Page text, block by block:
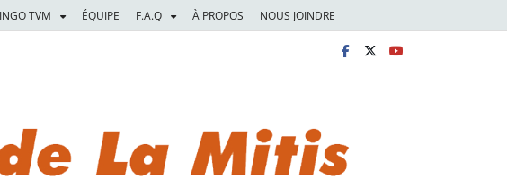
TVM ÉQUIPE F.A.Q À PROPOS NOUS JOINDRE